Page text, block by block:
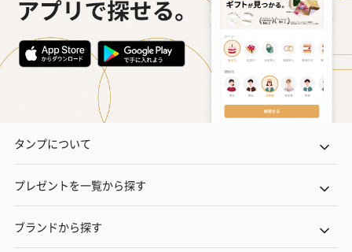
タンプについて
プレゼントを一覧から探す
ブランドから探す